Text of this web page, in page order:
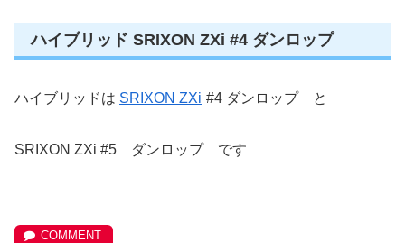
ハイブリッド SRIXON ZXi #4 ダンロップ
ハイブリッドは SRIXON ZXi #4 ダンロップ と
SRIXON ZXi #5 ダンロップ です